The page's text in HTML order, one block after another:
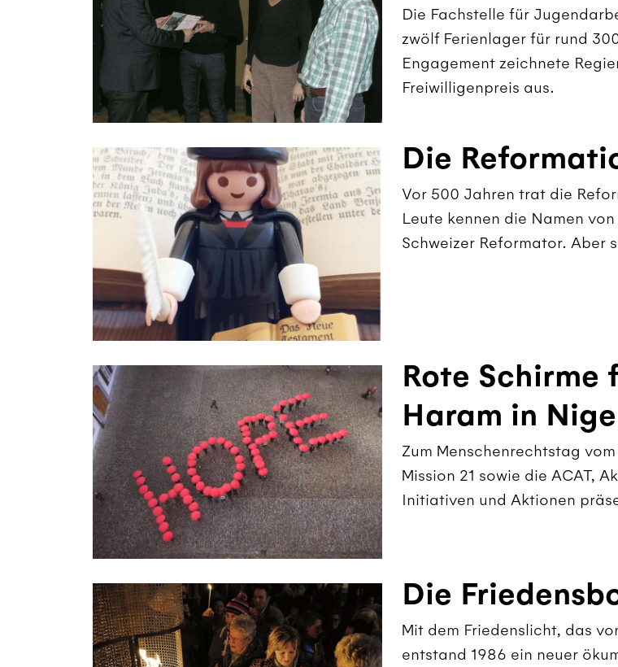
Die Fachstelle für
zwölf Ferienlager für rund
Engagement zeichnete
Freiwilligenpreis aus.
Die
Vor 500 Jahren trat die
Leute kennen die Namen
Schweizer Reformator. Aber
Rote Schirme
Haram in
Zum Menschenrechtstag
Mission 21 sowie die ACAT,
Initiativen und Aktionen
Die
Mit dem Friedenslicht, das
entstand 1986 ein neuer